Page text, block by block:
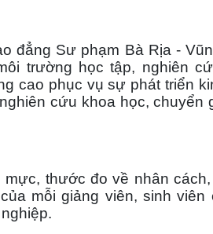
Sư phạm Bà Rịa -
trường học tập, nghiên
cao phục vụ sự phát triển
cứu khoa học,
mực, thước đo về nhân
mỗi giảng viên, sinh